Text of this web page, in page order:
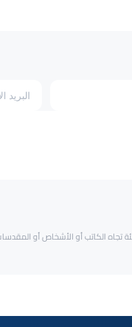
تجاه الكاتب أو الأشخاص أو